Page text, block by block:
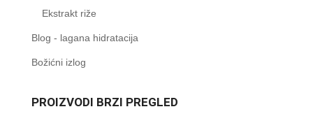
Ekstrakt riže
Blog - lagana hidratacija
Božićni izlog
PROIZVODI BRZI PREGLED